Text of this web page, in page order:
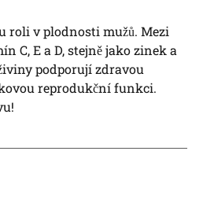
roli v plodnosti mužů. Mezi
C, E a D, stejně jako zinek a
podporují zdravou
reprodukční funkci.